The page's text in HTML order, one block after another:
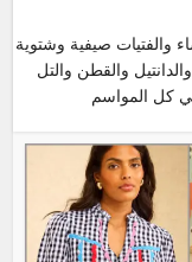
والفتيات صيفية وشتوية
والقطن والتل
كل المواسم